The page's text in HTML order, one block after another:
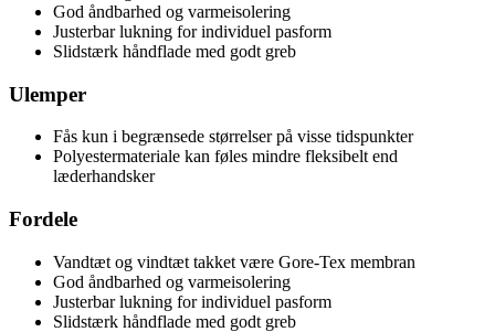
God åndbarhed og varmeisolering
Justerbar lukning for individuel pasform
Slidstærk håndflade med godt greb
Ulemper
Fås kun i begrænsede størrelser på visse tidspunkter
Polyestermateriale kan føles mindre fleksibelt end
læderhandsker
Fordele
Vandtæt og vindtæt takket være Gore-Tex membran
God åndbarhed og varmeisolering
Justerbar lukning for individuel pasform
Slidstærk håndflade med godt greb